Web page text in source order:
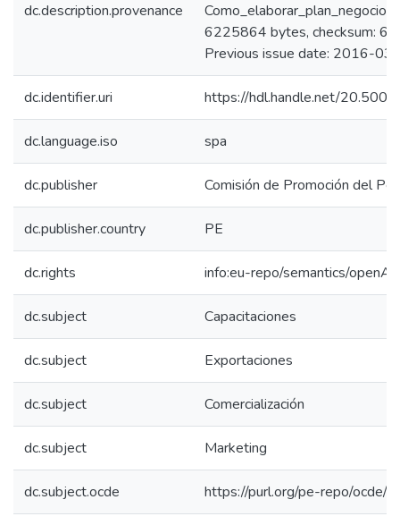
dc.description.provenance
6225864 bytes, checksum:
Previous issue date: 2016-
dc.identifier.uri https://hdl.handle.net/
dc.language.iso spa
dc.publisher Comisión de Promoción del
dc.publisher.country PE
dc.rights info:eu-repo/semantics/
dc.subject Capacitaciones
dc.subject Exportaciones
dc.subject Comercialización
dc.subject Marketing
dc.subject.ocde https://purl.org/pe-repo/ocde/